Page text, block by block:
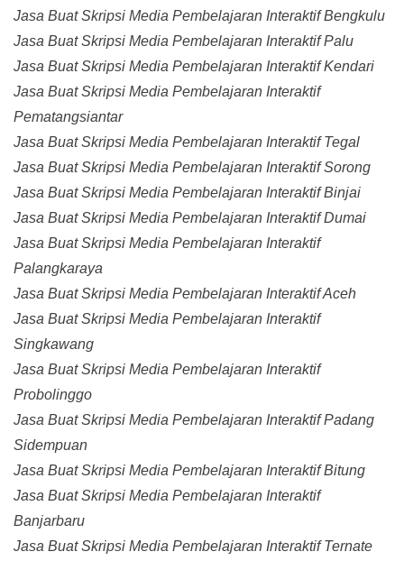
Jasa Buat Skripsi Media Pembelajaran Interaktif Bengkulu
Jasa Buat Skripsi Media Pembelajaran Interaktif Palu
Jasa Buat Skripsi Media Pembelajaran Interaktif Kendari
Jasa Buat Skripsi Media Pembelajaran Interaktif
Pematangsiantar
Jasa Buat Skripsi Media Pembelajaran Interaktif Tegal
Jasa Buat Skripsi Media Pembelajaran Interaktif Sorong
Jasa Buat Skripsi Media Pembelajaran Interaktif Binjai
Jasa Buat Skripsi Media Pembelajaran Interaktif Dumai
Jasa Buat Skripsi Media Pembelajaran Interaktif
Palangkaraya
Jasa Buat Skripsi Media Pembelajaran Interaktif Aceh
Jasa Buat Skripsi Media Pembelajaran Interaktif
Singkawang
Jasa Buat Skripsi Media Pembelajaran Interaktif
Probolinggo
Jasa Buat Skripsi Media Pembelajaran Interaktif Padang
Sidempuan
Jasa Buat Skripsi Media Pembelajaran Interaktif Bitung
Jasa Buat Skripsi Media Pembelajaran Interaktif
Banjarbaru
Jasa Buat Skripsi Media Pembelajaran Interaktif Ternate